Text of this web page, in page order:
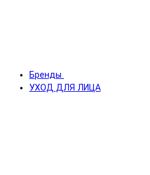
Бренды
УХОД ДЛЯ ЛИЦА